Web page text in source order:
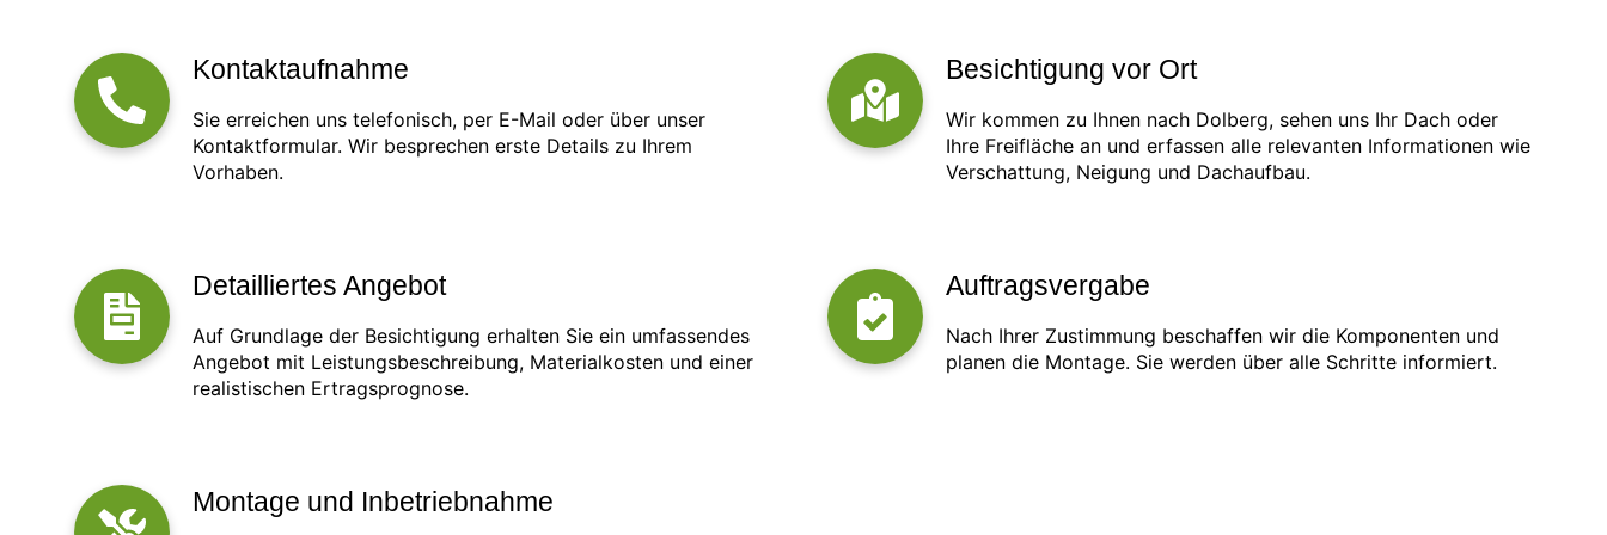
Kontaktaufnahme
Sie erreichen uns telefonisch, per E-Mail oder über unser
Kontaktformular. Wir besprechen erste Details zu Ihrem
Vorhaben.
Besichtigung vor Ort
Wir kommen zu Ihnen nach Dolberg, sehen uns Ihr Dach oder
Ihre Freifläche an und erfassen alle relevanten Informationen wie
Verschattung, Neigung und Dachaufbau.
Detailliertes Angebot
Auf Grundlage der Besichtigung erhalten Sie ein umfassendes
Angebot mit Leistungsbeschreibung, Materialkosten und einer
realistischen Ertragsprognose.
Auftragsvergabe
Nach Ihrer Zustimmung beschaffen wir die Komponenten und
planen die Montage. Sie werden über alle Schritte informiert.
Montage und Inbetriebnahme